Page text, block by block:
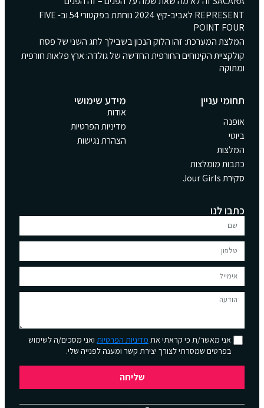
REPRESENT לאביב-קיץ 2024 נוחתת בפקטורי 54 וב- FIVE
POINT FOUR
המלצת המערכת: זהו הלוק הנכון בשבילך לחג השני של פסח
קולקציית הקינוחים החורפית החדשה של גולדה: ארץ פלאות חורפית
ומתוקה
תחומי עניין
אופנה
ביוטי
המלצות
כתבות מומלצות
סקירת Jour Girls
מידע שימושי
אודות
מדיניות הפרטיות
הצהרת נגישות
כתבו לנו
אני מאשר/ת כי קראתי אתמדיניות הפרטיותואני מסכים/ה לשימוש
בפרטים שמסרתי לצורך יצירת קשר ומענה לפנייה שלי.
שליחה